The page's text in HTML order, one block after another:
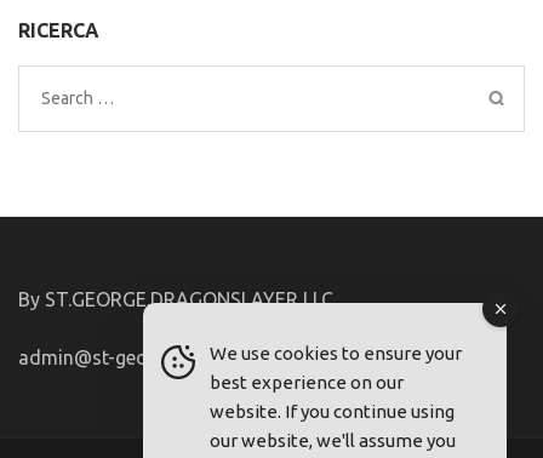
RICERCA
Search
for:
By ST.GEORGE.DRAGONSLAYER LLC
admin@st-george-dragonslayer.comWe use cookies to ensure your
best experience on our
website. If you continue using
our website, we'll assume you